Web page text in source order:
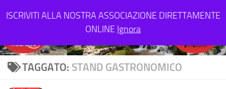
Salta al contenuto
TAGGATO: STAND GASTRONOMICO
ISCRIVITI ALLA NOSTRA ASSOCIAZIONE DIRETTAMENTE
ONLINE Ignora